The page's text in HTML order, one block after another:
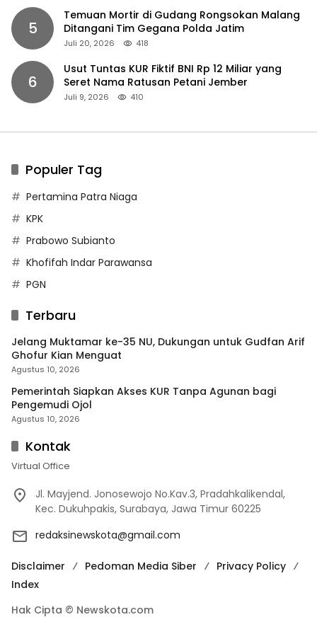
5
Temuan Mortir di Gudang Rongsokan Malang
Ditangani Tim Gegana Polda Jatim
Juli 20, 2026 418
6
Usut Tuntas KUR Fiktif BNI Rp 12 Miliar yang
Seret Nama Ratusan Petani Jember
Juli 9, 2026 410
Populer Tag
Pertamina Patra Niaga
KPK
Prabowo Subianto
Khofifah Indar Parawansa
PGN
Terbaru
Jelang Muktamar ke-35 NU, Dukungan untuk Gudfan Arif
Ghofur Kian Menguat
Agustus 10, 2026
Pemerintah Siapkan Akses KUR Tanpa Agunan bagi
Pengemudi Ojol
Agustus 10, 2026
Kontak
Virtual Office
Jl. Mayjend. Jonosewojo No.Kav.3, Pradahkalikendal,
Kec. Dukuhpakis, Surabaya, Jawa Timur 60225
redaksinewskota@gmail.com
Disclaimer Pedoman Media Siber
Privacy Policy
Index
Hak Cipta © Newskota.com